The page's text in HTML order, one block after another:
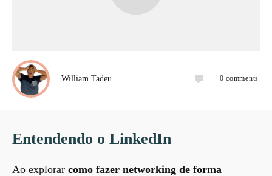
William Tadeu 0 comments
Entendendo o LinkedIn
Ao explorar como fazer networking de forma